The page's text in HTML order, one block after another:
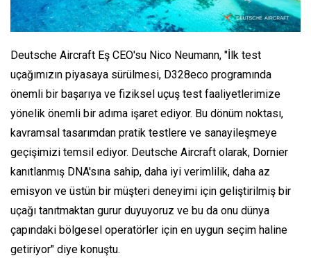
Deutsche Aircraft Eş CEO'su Nico Neumann, "İlk test
uçağımızın piyasaya sürülmesi, D328eco programında
önemli bir başarıya ve fiziksel uçuş test faaliyetlerimize
yönelik önemli bir adıma işaret ediyor. Bu dönüm noktası,
kavramsal tasarımdan pratik testlere ve sanayileşmeye
geçişimizi temsil ediyor. Deutsche Aircraft olarak, Dornier
kanıtlanmış DNA'sına sahip, daha iyi verimlilik, daha az
emisyon ve üstün bir müşteri deneyimi için geliştirilmiş bir
uçağı tanıtmaktan gurur duyuyoruz ve bu da onu dünya
çapındaki bölgesel operatörler için en uygun seçim haline
getiriyor" diye konuştu.